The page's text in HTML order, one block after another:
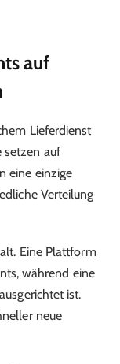
auf
Lieferdienst
setzen auf
eine einzige
Verteilung
Eine Plattform
während eine
ist.
neue